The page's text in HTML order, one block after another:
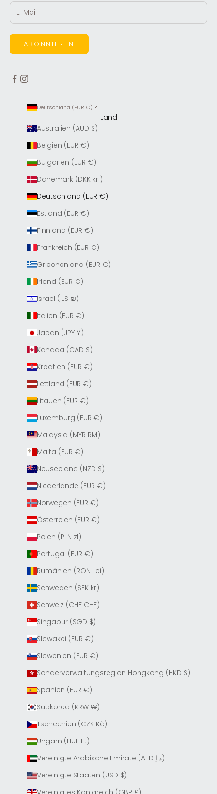
ABONNIEREN
Deutschland (EUR €)
Land
Australien (AUD $)
Belgien (EUR €)
Bulgarien (EUR €)
Dänemark (DKK kr.)
Deutschland (EUR €)
Estland (EUR €)
Finnland (EUR €)
Frankreich (EUR €)
Griechenland (EUR €)
Irland (EUR €)
Israel (ILS ₪)
Italien (EUR €)
Japan (JPY ¥)
Kanada (CAD $)
Kroatien (EUR €)
Lettland (EUR €)
Litauen (EUR €)
Luxemburg (EUR €)
Malaysia (MYR RM)
Malta (EUR €)
Neuseeland (NZD $)
Niederlande (EUR €)
Norwegen (EUR €)
Österreich (EUR €)
Polen (PLN zł)
Portugal (EUR €)
Rumänien (RON Lei)
Schweden (SEK kr)
Schweiz (CHF CHF)
Singapur (SGD $)
Slowakei (EUR €)
Slowenien (EUR €)
Sonderverwaltungsregion Hongkong (HKD $)
Spanien (EUR €)
Südkorea (KRW ₩)
Tschechien (CZK Kč)
Ungarn (HUF Ft)
Vereinigte Arabische Emirate (AED د.إ)
Vereinigte Staaten (USD $)